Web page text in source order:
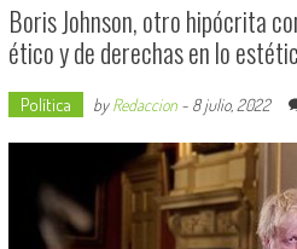
Boris Johnson, otro hipócrita
ético y de derechas en lo
Política byRedaccion- 8 julio, 2022